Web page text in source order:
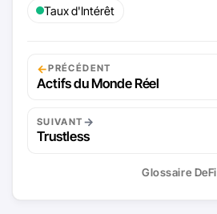
Taux d'Intérêt
←PRÉCÉDENT
Actifs du Monde Réel
SUIVANT →
Trustless
Glossaire DeFi